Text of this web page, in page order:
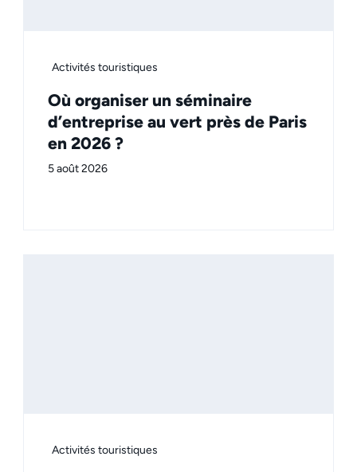
Activités touristiques
Où organiser un séminaire
d’entreprise au vert près de Paris
en 2026 ?
5 août 2026
Activités touristiques